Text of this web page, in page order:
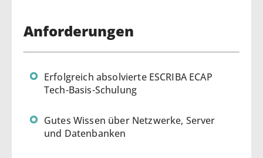
Anforderungen
Erfolgreich absolvierte ESCRIBA ECAP
Tech-Basis-Schulung
Gutes Wissen über Netzwerke, Server
und Datenbanken